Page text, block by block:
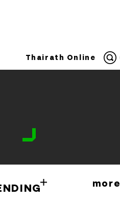
Thairath Online
more